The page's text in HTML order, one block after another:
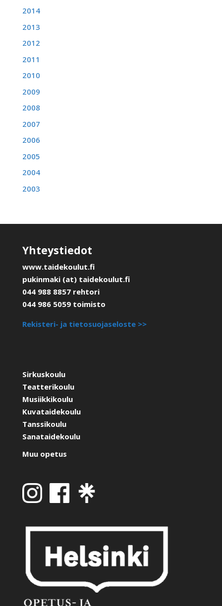
2014
2013
2012
2011
2010
2009
2008
2007
2006
2005
2004
2003
Yhteystiedot
www.taidekoulut.fi
pukinmaki (at) taidekoulut.fi
044 988 8857 rehtori
044 986 5059 toimisto
Rekisteri- ja tietosuojaseloste >>
Sirkuskoulu
Teatterikoulu
Musiikkikoulu
Kuvataidekoulu
Tanssikoulu
Sanataidekoulu
Muu opetus